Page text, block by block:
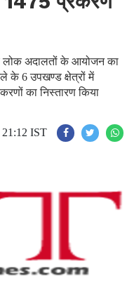
लोक अदालतों के आयोजन का
के 6 उपखण्ड क्षेत्रों में
का निस्तारण किया
21:12 IST